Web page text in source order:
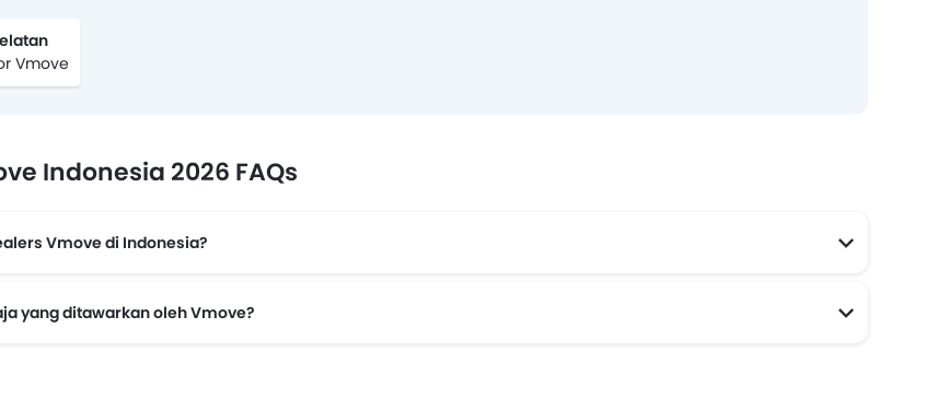
Vmove
Indonesia 2026 FAQs
Vmove di Indonesia?
yang ditawarkan oleh Vmove?